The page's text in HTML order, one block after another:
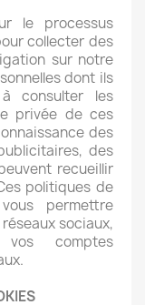
le processus
collecter des
sur notre
dont ils
consulter les
privée de ces
des
des
recueillir
politiques de
permettre
sociaux,
vos comptes